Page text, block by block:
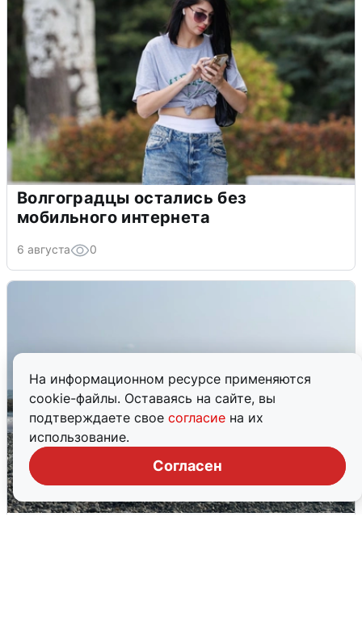
На информационном ресурсе применяются
cookie-файлы. Оставаясь на сайте, вы
подтверждаете свое согласие на их
использование.
Согласен
Волгоградцы остались без
мобильного интернета
6 августа 0